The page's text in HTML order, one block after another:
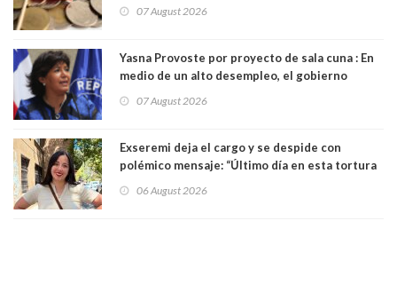
07 August 2026
Yasna Provoste por proyecto de sala cuna : En
medio de un alto desempleo, el gobierno
07 August 2026
Exseremi deja el cargo y se despide con
polémico mensaje: “Último día en esta tortura
06 August 2026